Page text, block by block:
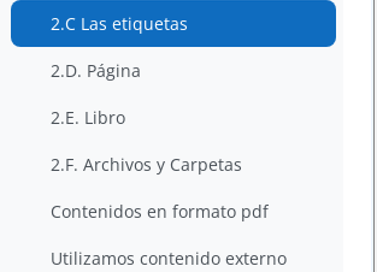
2.C Las etiquetas
2.D. Página
2.E. Libro
2.F. Archivos y Carpetas
Contenidos en formato pdf
Utilizamos contenido externo